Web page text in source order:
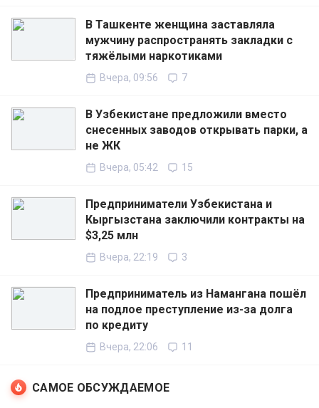
В Ташкенте женщина заставляла
мужчину распространять закладки с
тяжёлыми наркотиками
Вчера, 09:56 7
В Узбекистане предложили вместо
снесенных заводов открывать парки, а
не ЖК
Вчера, 05:42 15
Предприниматели Узбекистана и
Кыргызстана заключили контракты на
$3,25 млн
Вчера, 22:19 3
Предприниматель из Намангана пошёл
на подлое преступление из-за долга
по кредиту
Вчера, 22:06 11
САМОЕ ОБСУЖДАЕМОЕ